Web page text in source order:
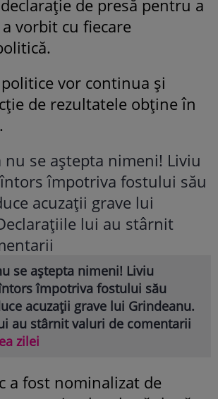
de presă pentru a
vorbit cu fiecare
vor continua și
de rezultatele obține în
se aștepta nimeni! Liviu
împotriva fostului său
acuzații grave lui Grindeanu.
au stârnit valuri de comentarii
zilei
a fost nominalizat de